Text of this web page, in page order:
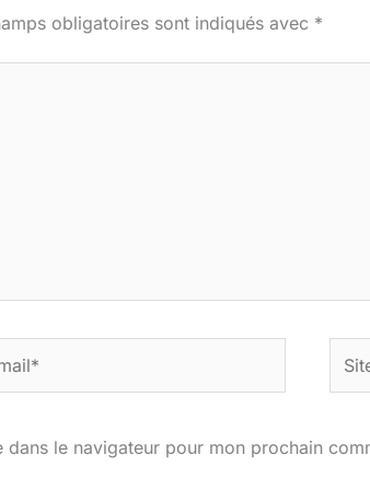
obligatoires sont indiqués avec *
le navigateur pour mon prochain